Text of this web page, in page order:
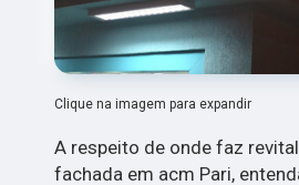
Clique na imagem para expandir
A respeito de onde faz
fachada em acm Pari,